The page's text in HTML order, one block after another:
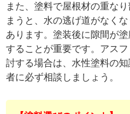
また、塗料で屋根材の重な
まうと、水の逃げ道がなく
あります。塗装後に隙間が
することが重要です。アス
討する場合は、水性塗料の
者に必ず相談しましょう。